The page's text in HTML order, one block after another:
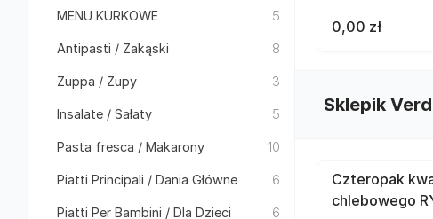
MENU KURKOWE 5
Antipasti / Zakąski 8
Zuppa / Zupy 3
Insalate / Sałaty 5
Pasta fresca / Makarony 10
Piatti Principali / Dania Główne 6
Piatti Per Bambini / Dla Dzieci 6
0,00 zł
Sklepik
Czteropak
chlebowego